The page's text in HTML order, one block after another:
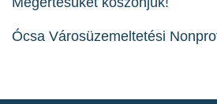
Ócsa Városüzemeltetési